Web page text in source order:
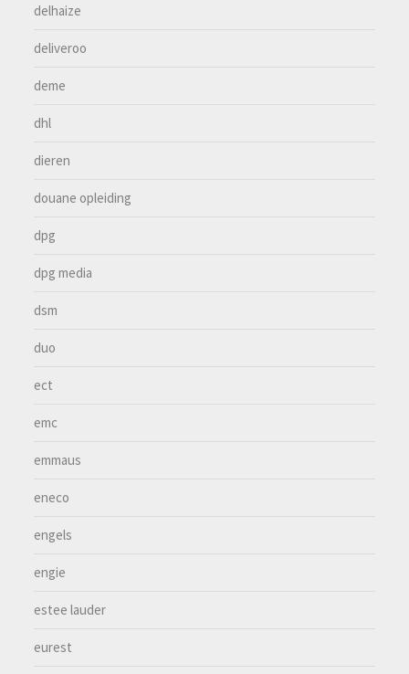
delhaize
deliveroo
deme
dhl
dieren
douane opleiding
dpg
dpg media
dsm
duo
ect
emc
emmaus
eneco
engels
engie
estee lauder
eurest